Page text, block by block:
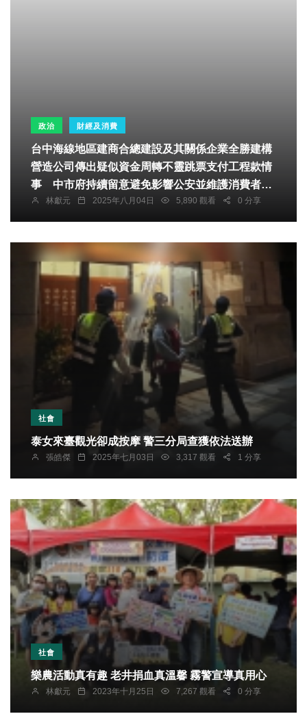
政治 財經及消費
台中海線地區建商合總建設及其關係企業全勝建構
營造公司傳出疑似資金周轉不靈跳票支付工程款情
事 中市府持續留意避免影響公安並維護消費者權
益
林獻元 2025年八月04日 5,890 觀看 0 分享
社會
泰女來臺觀光卻成按摩 警三分局查獲依法送辦
張皓傑 2025年七月03日 3,317 觀看 1 分享
社會
樂農活動真有趣 老井捐血真溫馨 霧警宣導真用心
林獻元 2023年十月25日 7,267 觀看 0 分享